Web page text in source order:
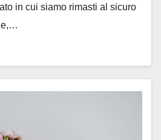
in cui siamo rimasti al sicuro